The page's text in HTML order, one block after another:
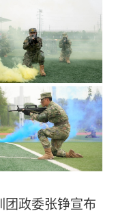
团政委张铮宣布